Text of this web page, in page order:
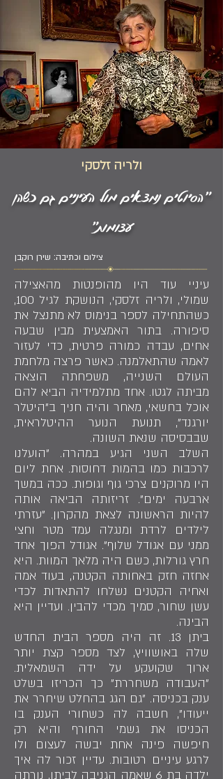
ולריה זלסקי
"הסיוטים נמצאים מול העיניים גם כשהן
עצומות"
צילום וכתיבה: שירן רוקבן
עיניי עוד היו מהופנטות מהאצילה
שמולי, ולריה זלסקי, הנושקת לגיל 100,
כשהתחילה לספר בנימוס לא מתנצל את
סיפורה. בתור האמצעית מבין שבעה
אחים, עבדה כמורה פרטית, כדי לעזור
לאמה שהתאלמנה. כאשר פרצה מלחמת
העולם השנייה, משפחתה הוצאה
מביתה לגטו. אחד מתלמידיה הביא להם
אוכל בחשאי, מאחר והיה חניך ב"היטלר
יורגנד", תנועת הנוער ההיטלראית,
שבבסיסה שנאת השונה.
השלב השני הגיע במהרה. "הועלנו
לרכבות כמו בהמות דחוסות. אחת ליום
היו מרוקנים צרכי גוף וגופות. ככה במשך
ארבעה ימים". זריזותה הביאה אותה
להיות הראשונה לצאת מהקרון. "עזרתי
לילדים לרדת ומנגלה עמד מטר וחצי
ממני עם אגודל שלוף". אגודל הפוך אחד
חרץ גורלות, כשם היה מלאך המוות. היא
אחזה חזק באחותה הקטנה, בעוד אמה
ואחיה הקטנים נשלחו להתאדות לכדי
עשן שחור, סמיך מכדי להבין. ועדיין היא
הבינה.
ביתן 13. זה היה מספר הבית החדש
שלה באושוויץ, לצד מספר קצת יותר
ארוך שקועקע על ידה השמאלית.
"העבודה משחררת" כך הכריזו בשלט
ענק בכניסה. "גם הגג בהחלט שיחרר את
ייעודו", חשבה לה כשחורי הענק בו
הכניסו את גשמי החורף והיא רק
חיפשה פינה אחת יבשה לעצום ולו
לרגע עיניים רטובות. עדיין זכור לה איך
ילדה בת 6 שאמה הגניבה לביתן, נורתה